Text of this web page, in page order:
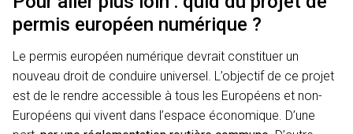
permis européen numérique ?
Le permis européen numérique devrait constituer un
nouveau droit de conduire universel. L’objectif de ce projet
est de le rendre accessible à tous les Européens et non-
Européens qui vivent dans l’espace économique. D’une